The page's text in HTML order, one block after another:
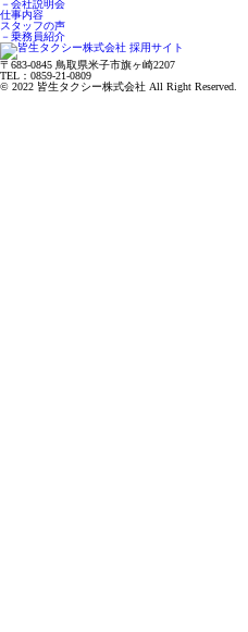
－会社説明会
仕事内容
スタッフの声
－乗務員紹介
〒683-0845 鳥取県米子市旗ヶ崎2207
TEL：0859-21-0809
© 2022 皆生タクシー株式会社 All Right Reserved.